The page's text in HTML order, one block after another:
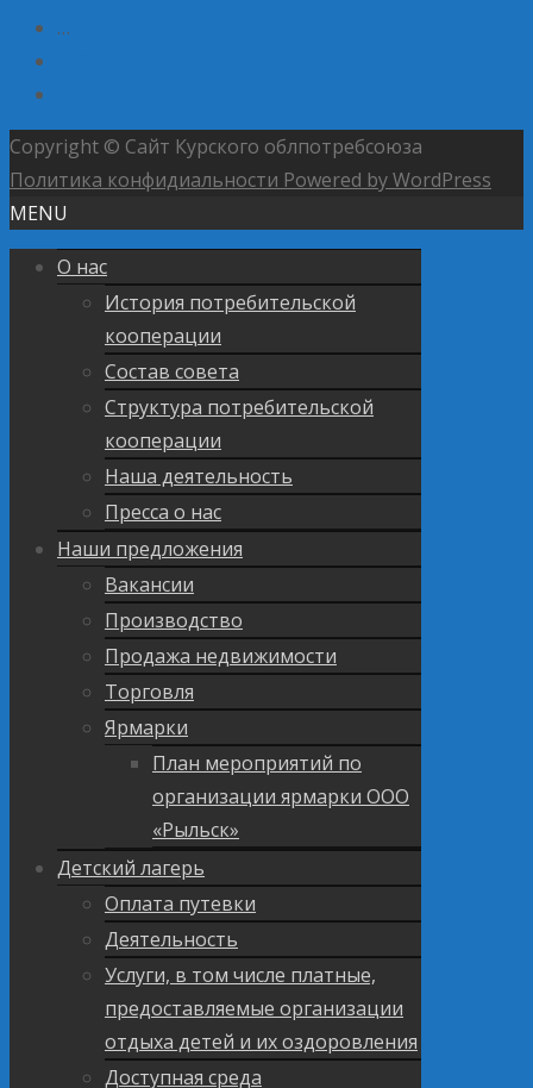
…
Copyright © Сайт Курского облпотребсоюза
Политика конфидиальности Powered by WordPress
MENU
О нас
История потребительской
кооперации
Состав совета
Структура потребительской
кооперации
Наша деятельность
Пресса о нас
Наши предложения
Вакансии
Производство
Продажа недвижимости
Торговля
Ярмарки
План мероприятий по
организации ярмарки ООО
«Рыльск»
Детский лагерь
Оплата путевки
Деятельность
Услуги, в том числе платные,
предоставляемые организации
отдыха детей и их оздоровления
Доступная среда